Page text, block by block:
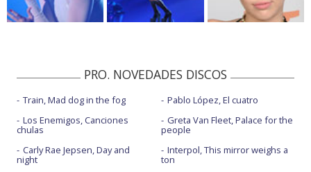
PRO. NOVEDADES DISCOS
Train, Mad dog in the fog
Los Enemigos, Canciones
chulas
Carly Rae Jepsen, Day and
night
Pablo López, El cuatro
Greta Van Fleet, Palace for the
people
Interpol, This mirror weighs a
ton